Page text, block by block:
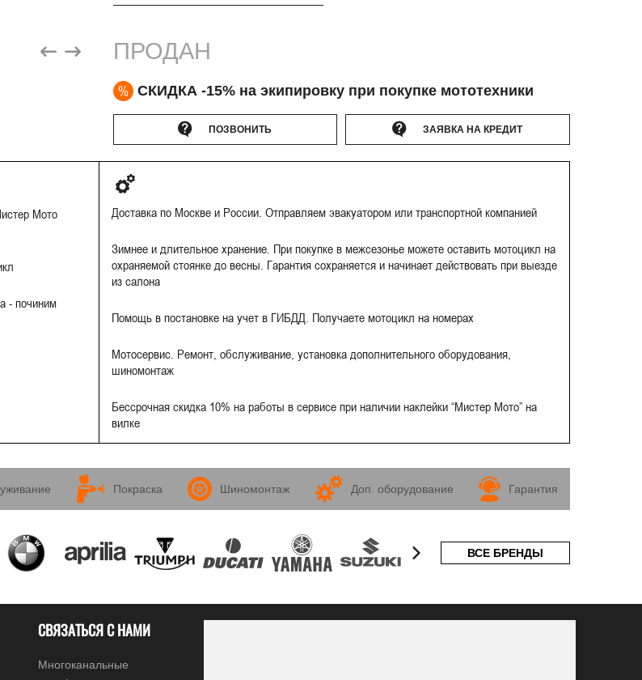
ПРОДАН
% СКИДКА -15% на экипировку при покупке мототехники
ПОЗВОНИТЬ ЗАЯВКА НА КРЕДИТ
Мото
- починим
Доставка по Москве и России. Отправляем эвакуатором или транспортной компанией
Зимнее и длительное хранение. При покупке в межсезонье можете оставить мотоцикл на
охраняемой стоянке до весны. Гарантия сохраняется и начинает действовать при выезде
из салона
Помощь в постановке на учет в ГИБДД. Получаете мотоцикл на номерах
Мотосервис. Ремонт, обслуживание, установка дополнительного оборудования,
шиномонтаж
Бессрочная скидка 10% на работы в сервисе при наличии наклейки “Мистер Мото” на
вилке
Покраска Шиномонтаж Доп. оборудование Гарантия
ВСЕ БРЕНДЫ
СВЯЗАТЬСЯ С НАМИ
Многоканальные